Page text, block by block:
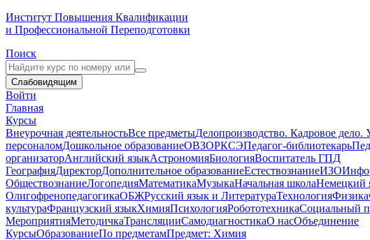
Институт Повышения Квалификации
и Профессиональной Переподготовки
Поиск
Слабовидящим
Войти
Главная
Курсы
Внеурочная деятельностьВсе предметыДелопроизводство. Кадровое дело.
персоналомДошкольное образованиеОВЗОРКСЭПедагог-библиотекарь
организаторАнглийский языкАстрономияБиологияВоспитатель ГПД
ГеографияДиректорДополнительное образованиеЕстествознаниеИЗО
ОбществознаниеЛогопедияМатематикаМузыкаНачальная школаНемецкий
ОлигофренопедагогикаОБЖРусский язык и ЛитератураТехнологияФизика
культураФранцузский языкХимияПсихологияРобототехникаСоциальный
МероприятияМетодичкаТрансляцииСамодиагностикаО насОбъединение
КурсыОбразованиеПо предметамПредмет: Химия